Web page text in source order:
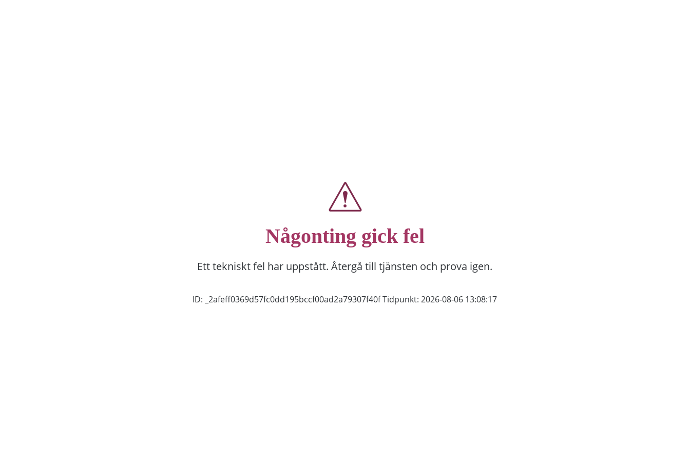
Någonting gick fel
Ett tekniskt fel har uppstått. Återgå till tjänsten och prova igen.
ID: _2afeff0369d57fc0dd195bccf00ad2a79307f40fTidpunkt: 2026-08-06 13:08:17